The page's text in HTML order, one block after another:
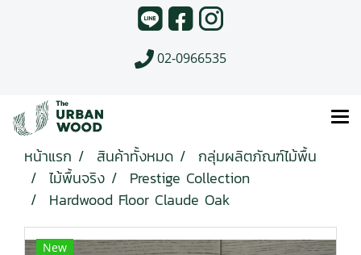
02-0966535
หน้าแรก สินค้าทั้งหมด
กลุ่มผลิตภัณฑ์ไม้พื้น
ไม้พื้นจริง
Prestige Collection
Hardwood Floor Claude Oak
New